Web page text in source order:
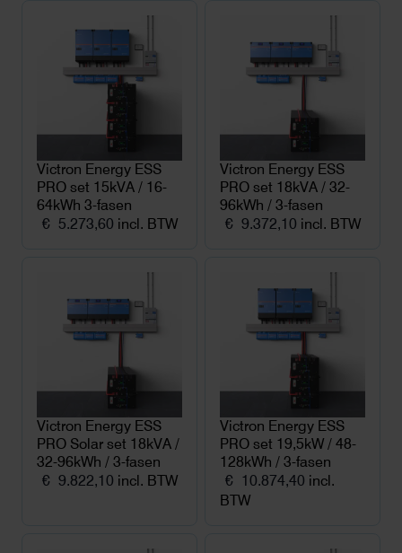
Victron Energy ESS
PRO set 15kVA / 16-
64kWh 3-fasen
€ 5.273,60 incl. BTW
Victron Energy ESS
PRO set 18kVA / 32-
96kWh / 3-fasen
€ 9.372,10 incl. BTW
Victron Energy ESS
PRO Solar set 18kVA /
32-96kWh / 3-fasen
€ 9.822,10 incl. BTW
Victron Energy ESS
PRO set 19,5kW / 48-
128kWh / 3-fasen
€ 10.874,40 incl.
BTW